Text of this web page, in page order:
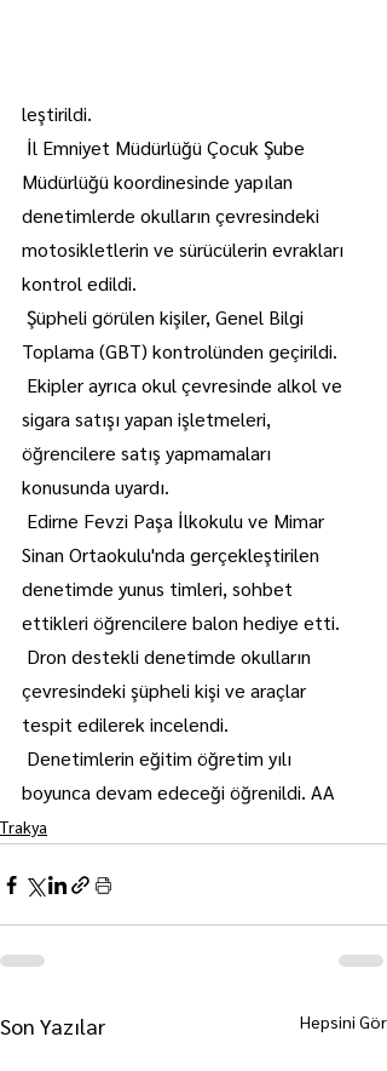
leştirildi.
Müdürlüğü koordinesinde yapılan
denetimlerde okulların çevresindeki
motosikletlerin ve sürücülerin evrakları
kontrol edildi.
Toplama (GBT) kontrolünden geçirildi.
sigara satışı yapan işletmeleri,
öğrencilere satış yapmamaları
konusunda uyardı.
Sinan Ortaokulu'nda gerçekleştirilen
denetimde yunus timleri, sohbet
ettikleri öğrencilere balon hediye etti.
çevresindeki şüpheli kişi ve araçlar
tespit edilerek incelendi.
boyunca devam edeceği öğrenildi. AA
Trakya
Son Yazılar Hepsini Gör